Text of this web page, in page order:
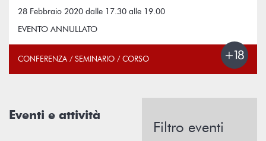
28 Febbraio 2020 dalle 17.30 alle 19.00
EVENTO ANNULLATO
CONFERENZA / SEMINARIO / CORSO
Eventi e attività
Filtro eventi